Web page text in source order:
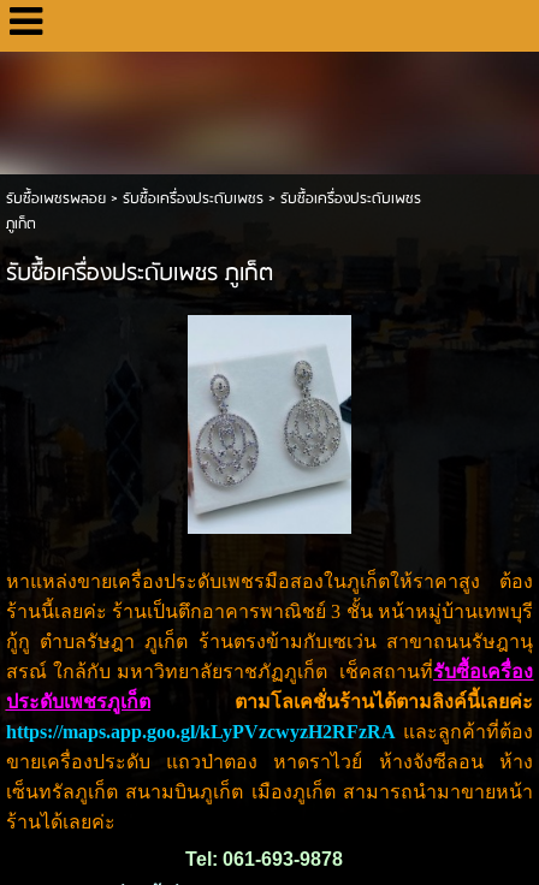
รับซื้อเพชรพลอย> รับซื้อเครื่องประดับเพชร> รับซื้อเครื่องประดับเพชร
ภูเก็ต
รับซื้อเครื่องประดับเพชร ภูเก็ต
หาแหล่งขายเครื่องประดับเพชรมือสองในภูเก็ตให้ราคาสูง ต้อง
ร้านนี้เลยค่ะ ร้านเป็นตึกอาคารพาณิชย์ 3 ชั้น หน้าหมู่บ้านเทพบุรี
กู้กู ตำบลรัษฎา ภูเก็ต ร้านตรงข้ามกับเซเว่น สาขาถนนรัษฎานุ
สรณ์ ใกล้กับ มหาวิทยาลัยราชภัฏภูเก็ต เช็คสถานที่รับซื้อเครื่อง
ประดับเพชรภูเก็ตตามโลเคชั่นร้านได้ตามลิงค์นี้เลยค่ะ
https://maps.app.goo.gl/kLyPVzcwyzH2RFzRA และลูกค้าที่ต้อง
ขายเครื่องประดับ แถวป่าตอง หาดราไวย์ ห้างจังซีลอน ห้าง
เซ็นทรัลภูเก็ต สนามบินภูเก็ต เมืองภูเก็ต สามารถนำมาขายหน้า
ร้านได้เลยค่ะ
Tel: 061-693-9878